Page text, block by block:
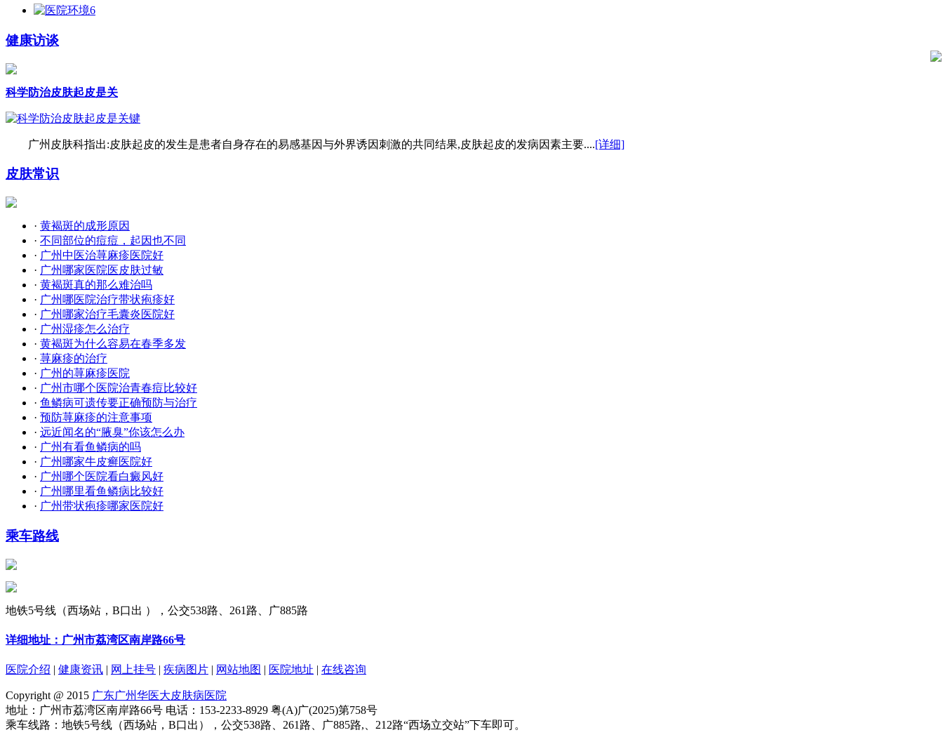
健康访谈
科学防治皮肤起皮是关
广州皮肤科指出:皮肤起皮的发生是患者自身存在的易感基因与外界诱因刺激的共同结果,皮肤起皮的发病因素主要....[详细]
皮肤常识
· 黄褐斑的成形原因
· 不同部位的痘痘，起因也不同
· 广州中医治荨麻疹医院好
· 广州哪家医院医皮肤过敏
· 黄褐斑真的那么难治吗
· 广州哪医院治疗带状疱疹好
· 广州哪家治疗毛囊炎医院好
· 广州湿疹怎么治疗
· 黄褐斑为什么容易在春季多发
· 荨麻疹的治疗
· 广州的荨麻疹医院
· 广州市哪个医院治青春痘比较好
· 鱼鳞病可遗传要正确预防与治疗
· 预防荨麻疹的注意事项
· 远近闻名的“腋臭”你该怎么办
· 广州有看鱼鳞病的吗
· 广州哪家牛皮癣医院好
· 广州哪个医院看白癜风好
· 广州哪里看鱼鳞病比较好
· 广州带状疱疹哪家医院好
乘车路线
地铁5号线（西场站，B口出 ），公交538路、261路、广885路
详细地址：广州市荔湾区南岸路66号
医院介绍 | 健康资讯 | 网上挂号 | 疾病图片 | 网站地图 | 医院地址 | 在线咨询
Copyright @ 2015 广东广州华医大皮肤病医院
地址：广州市荔湾区南岸路66号 电话：153-2233-8929 粤(A)广(2025)第758号
乘车线路：地铁5号线（西场站，B口出），公交538路、261路、广885路,、212路“西场立交站”下车即可。